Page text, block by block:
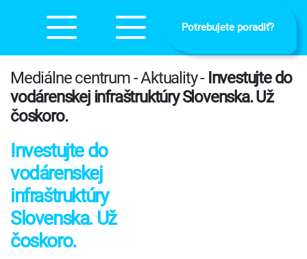
Potrebujete poradiť?
Mediálne centrum - Aktuality - Investujte do
vodárenskej infraštruktúry Slovenska. Už
čoskoro.
Investujte do
vodárenskej
infraštruktúry
Slovenska. Už
čoskoro.